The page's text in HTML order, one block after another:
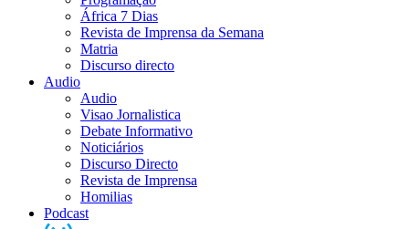
África 7 Dias
Revista de Imprensa da Semana
Matria
Discurso directo
Audio
Audio
Visao Jornalistica
Debate Informativo
Noticiários
Discurso Directo
Revista de Imprensa
Homilias
Podcast